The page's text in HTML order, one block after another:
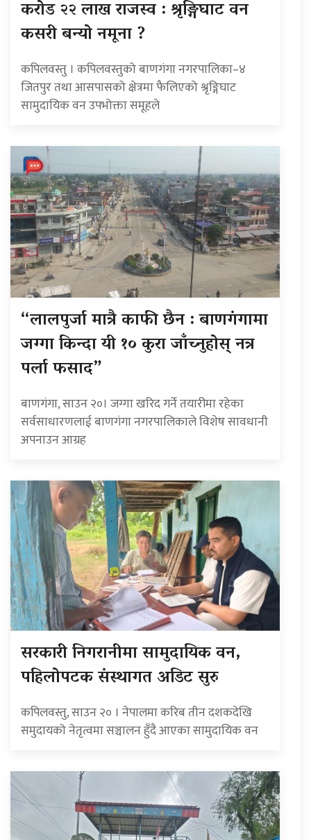
करोड २२ लाख राजस्व : श्रृङ्गिघाट वन
कसरी बन्यो नमूना ?
कपिलवस्तु । कपिलवस्तुको बाणगंगा नगरपालिका–४
जितपुर तथा आसपासको क्षेत्रमा फैलिएको श्रृङ्गिघाट
सामुदायिक वन उपभोक्ता समूहले
“लालपुर्जा मात्रै काफी छैन : बाणगंगामा
जग्गा किन्दा यी १० कुरा जाँच्नुहोस् नत्र
पर्ला फसाद”
बाणगंगा, साउन २०। जग्गा खरिद गर्ने तयारीमा रहेका
सर्वसाधारणलाई बाणगंगा नगरपालिकाले विशेष सावधानी
अपनाउन आग्रह
सरकारी निगरानीमा सामुदायिक वन,
पहिलोपटक संस्थागत अडिट सुरु
कपिलवस्तु, साउन २० । नेपालमा करिब तीन दशकदेखि
समुदायको नेतृत्वमा सञ्चालन हुँदै आएका सामुदायिक वन